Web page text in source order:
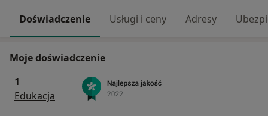
Doświadczenie Usługi i ceny Adresy
Moje doświadczenie
1
Edukacja